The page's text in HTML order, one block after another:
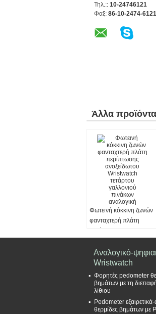
Τηλ.:: 10-24746121
Φαξ: 86-10-2474-6121
Άλλα προϊόντα
Φωτεινή κόκκινη ζωνών
φανταχτερή πλάτη
περίπτωσης
τετάρτου γαλλονιού
πινάκων αναλογική
Αναλογικό-
Wristwatch
Φορητές pedometer
βημάτων με τη
λίθιου
Pedometer εξαιρετικά-
θερμίδες βημάτων με